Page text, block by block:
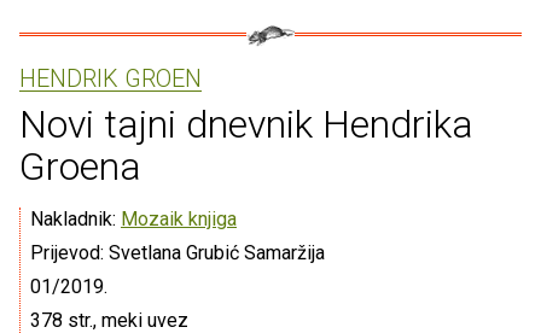
HENDRIK GROEN
Novi tajni dnevnik Hendrika
Groena
Nakladnik: Mozaik knjiga
Prijevod: Svetlana Grubić Samaržija
01/2019.
378 str., meki uvez